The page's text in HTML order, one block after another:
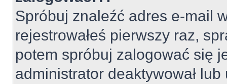
Spróbuj znaleźć adres e-mail
rejestrowałeś pierwszy raz,
potem spróbuj zalogować się
administrator deaktywował